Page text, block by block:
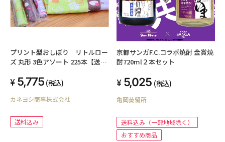
プリント型おしぼり リトルロー
ズ 丸形 3色アソート 225本【送料
5,775 (税込)
カネヨシ商事株式会社
送料込み
京都サンガF.C.コラボ焼酎 金賞焼
酎720ml２本セット
5,025 (税込)
亀岡蒸留所
送料込み（一部地域除く）
おすすめ商品